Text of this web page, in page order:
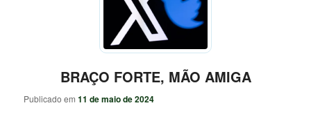
BRAÇO FORTE, MÃO AMIGA
Publicado em11 de maio de 2024